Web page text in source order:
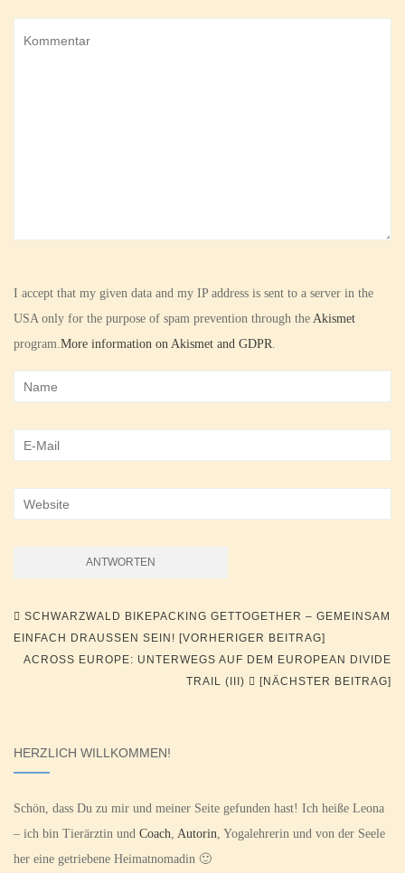
I accept that my given data and my IP address is sent to a server in the
USA only for the purpose of spam prevention through the Akismet
program.More information on Akismet and GDPR.
Beitragsnavigation
SCHWARZWALD BIKEPACKING GETTOGETHER – GEMEINSAM
EINFACH DRAUSSEN SEIN! [VORHERIGER BEITRAG]
ACROSS EUROPE: UNTERWEGS AUF DEM EUROPEAN DIVIDE
TRAIL (III)
[NÄCHSTER BEITRAG]
HERZLICH WILLKOMMEN!
Schön, dass Du zu mir und meiner Seite gefunden hast! Ich heiße Leona
– ich bin Tierärztin und Coach, Autorin, Yogalehrerin und von der Seele
her eine getriebene Heimatnomadin 🙂